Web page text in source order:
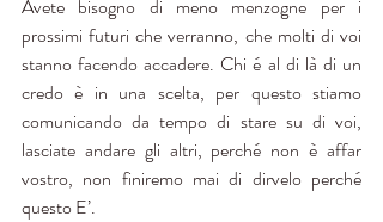
Avete bisogno di meno menzogne per i
prossimi futuri che verranno, che molti di voi
stanno facendo accadere. Chi é al di là di un
credo è in una scelta, per questo stiamo
comunicando da tempo di stare su di voi,
lasciate andare gli altri, perché non è affar
vostro, non finiremo mai di dirvelo perché
questo E’.